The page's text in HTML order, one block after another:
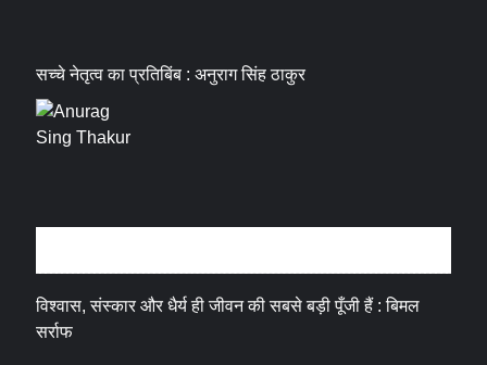
सच्चे नेतृत्व का प्रतिबिंब : अनुराग सिंह ठाकुर
विश्वास, संस्कार और धैर्य ही जीवन की सबसे बड़ी पूँजी हैं : बिमल
सर्राफ